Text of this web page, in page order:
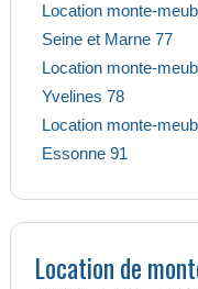
Location monte-
Seine et Marne 77
Location monte-
Yvelines 78
Location monte-
Essonne 91
Location de